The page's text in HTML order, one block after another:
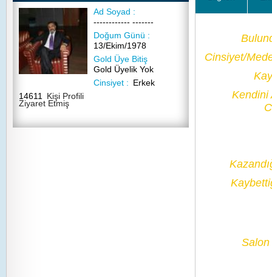
Ad Soyad :
------------ -------
Doğum Günü :
13/Ekim/1978
Gold Üye Bitiş
Gold Üyelik Yok
Cinsiyet : Erkek
14611
Kişi Profili
Ziyaret Etmiş
Cinsiyet/
Kendini